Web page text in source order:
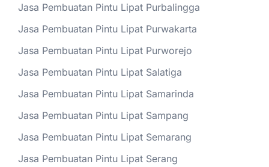
Jasa Pembuatan Pintu Lipat Purbalingga
Jasa Pembuatan Pintu Lipat Purwakarta
Jasa Pembuatan Pintu Lipat Purworejo
Jasa Pembuatan Pintu Lipat Salatiga
Jasa Pembuatan Pintu Lipat Samarinda
Jasa Pembuatan Pintu Lipat Sampang
Jasa Pembuatan Pintu Lipat Semarang
Jasa Pembuatan Pintu Lipat Serang